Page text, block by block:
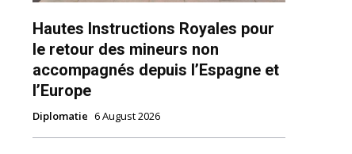
Hautes Instructions Royales pour
le retour des mineurs non
accompagnés depuis l’Espagne et
l’Europe
Diplomatie 6 August 2026